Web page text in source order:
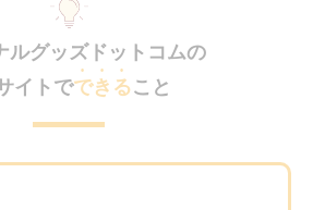
ルグッズドットコムの
イトでできること